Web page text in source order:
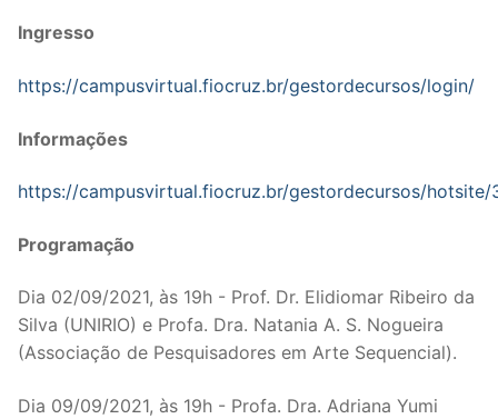
Ingresso
https://campusvirtual.fiocruz.br/gestordecursos/login/
Informações
https://campusvirtual.fiocruz.br/gestordecursos/hotsite/
Programação
Dia 02/09/2021, às 19h - Prof. Dr. Elidiomar Ribeiro da
Silva (UNIRIO) e Profa. Dra. Natania A. S. Nogueira
(Associação de Pesquisadores em Arte Sequencial).
Dia 09/09/2021, às 19h - Profa. Dra. Adriana Yumi